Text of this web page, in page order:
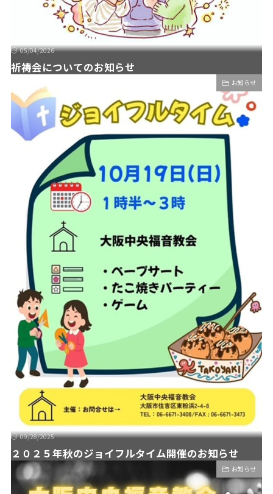
05/04/2026
祈祷会についてのお知らせ
お知らせ
09/28/2025
２０２５年秋のジョイフルタイム開催のお知らせ
お知らせ